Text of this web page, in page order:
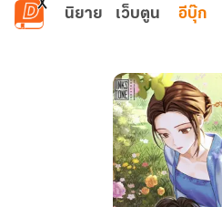
ข้ามไปยังเนื้อหาหลัก
นิยาย เว็บตูน อีบุ๊ก